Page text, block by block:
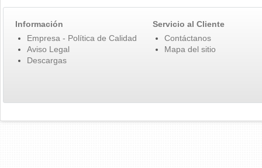
Información
Empresa - Política de Calidad
Aviso Legal
Descargas
Servicio al Cliente
Contáctanos
Mapa del sitio